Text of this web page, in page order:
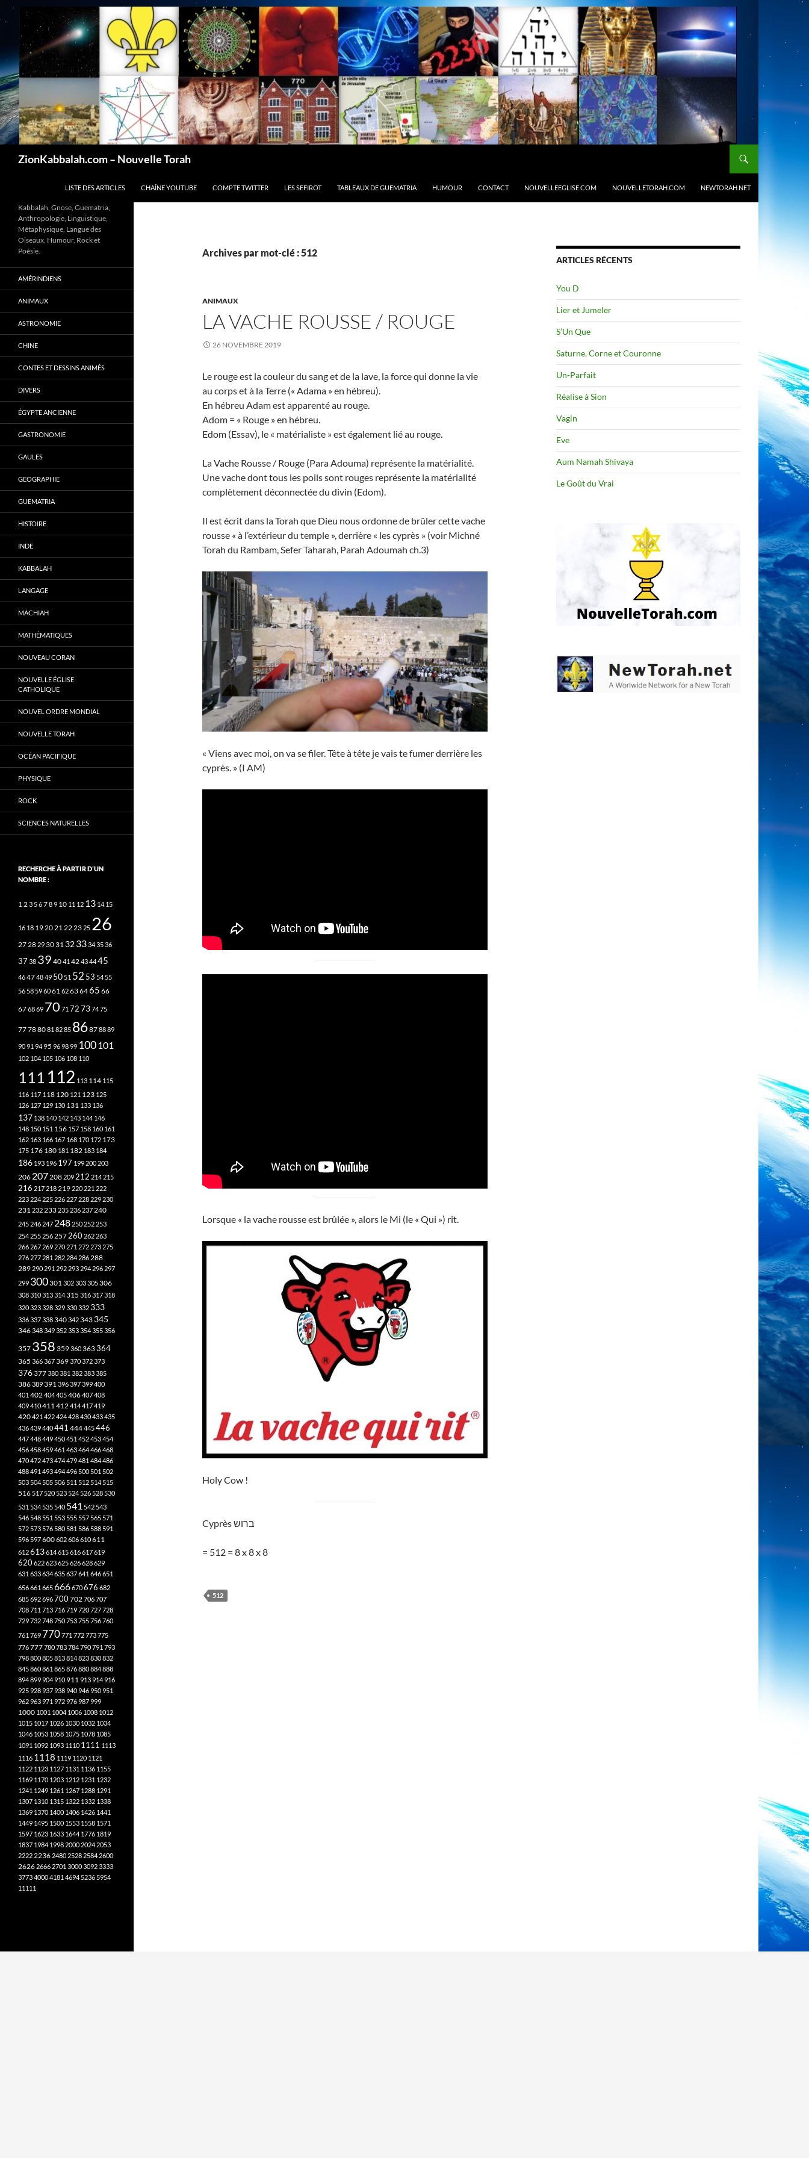
ZionKabbalah.com – Nouvelle Torah
LISTE DES ARTICLES
CHAÎNE YOUTUBE COMPTE TWITTER LES SEFIROT TABLEAUX DE GUEMATRIA HUMOUR CONTACT NOUVELLEEGLISE.COM NOUVELLETORAH.COM NEWTORAH.NET
Archives par mot-clé : 512
ANIMAUX
LA VACHE ROUSSE / ROUGE
26 NOVEMBRE 2019
Le rouge est la couleur du sang et de la lave, la force qui donne la vie
au corps et à la Terre (« Adama » en hébreu).
En hébreu Adam est apparenté au rouge.
Adom = « Rouge » en hébreu.
Edom (Essav), le « matérialiste » est également lié au rouge.
La Vache Rousse / Rouge (Para Adouma) représente la matérialité.
Une vache dont tous les poils sont rouges représente la matérialité
complètement déconnectée du divin (Edom).
Il est écrit dans la Torah que Dieu nous ordonne de brûler cette vache
rousse « à l’extérieur du temple », derrière « les cyprès » (voir Michné
Torah du Rambam, Sefer Taharah, Parah Adoumah ch.3)
« Viens avec moi, on va se filer. Tête à tête je vais te fumer derrière les
cyprès. » (I AM)
Lorsque « la vache rousse est brûlée », alors le Mi (le « Qui ») rit.
Holy Cow !
Cyprès ברוש
= 512 = 8 x 8 x 8
512
ARTICLES RÉCENTS
You D
Lier et Jumeler
S’Un Que
Saturne, Corne et Couronne
Un-Parfait
Réalise à Sion
Vagin
Eve
Aum Namah Shivaya
Le Goût du Vrai
Kabbalah, Gnose, Guematria,
Anthropologie, Linguistique,
Métaphysique, Langue des
Oiseaux, Humour, Rock et
Poésie.
AMÉRINDIENS
ANIMAUX
ASTRONOMIE
CHINE
CONTES ET DESSINS ANIMÉS
DIVERS
ÉGYPTE ANCIENNE
GASTRONOMIE
GAULES
GEOGRAPHIE
GUEMATRIA
HISTOIRE
INDE
KABBALAH
LANGAGE
MACHIAH
MATHÉMATIQUES
NOUVEAU CORAN
NOUVELLE ÉGLISE
CATHOLIQUE
NOUVEL ORDRE MONDIAL
NOUVELLE TORAH
OCÉAN PACIFIQUE
PHYSIQUE
ROCK
SCIENCES NATURELLES
RECHERCHE À PARTIR D’UN
NOMBRE :
1 23 56789 10 11 12 13 14 15
16 18 1920212223 25 26
27 28 293031 3233343536
37 38 39 4041 42434445
46474849 50 51 52 53 54 55
56 58 596061 62636465 66
676869 70 71 72737475
77788081 8285 86878889
9091 94 95 969899 100101
102 104 105 106 108 110
111 112 113 114 115
116 117 118 120 121 123 125
126 127 129 130 131 133 136
137 138 140 142 143 144 146
148 150 151 156 157 158 160 161
162 163 166 167 168 170 172 173
175 176 180 181 182 183 184
186 193 196 197 199 200 203
206 207 208 209 212 214 215
216 217 218219 220 221 222
223 224 225 226 227 228 229 230
231 232 233 235 236 237240
245 246 247248 250 252 253
254 255 256257 260 262 263
266 267 269 270 271 272 273 275
276 277 281 282 284 286 288
289 290 291 292 293 294 296 297
299 300301302303305306
308310313314315 316317318
320323328329330332 333
336337338340342343 345
346348349352353354355356
357 358 359360363364
365 366367369370372373
376377380381 382383385
386389391396397399400
401 402404405406407408
409410411 412414417419
420421 422424428430433435
436439440441 444445446
447448449450451 452453454
456458459461 463464466468
470472473474479481 484486
488491 493494496 500 501 502
503 504 505 506 511 512 514 515
516 517 520 523 524 526 528 530
531 534 535 540 541 542 543
546 548 551 553 555 557 565 571
572 573 576 580 581 586 588 591
596 597600602606610611
612613614615616617619
620622623625626628629
631 633634635637641 646651
656661 665666670676 682
685692696700702706707
708711 713716719720727728
729732748750753755756760
761 769 770771 772773775
776777780783784790791 793
798800805813814823830832
845860861 865876880884888
894899904910 911 913914916
925928937938940946950951
962963971 972976987999
1000 1001 1004 1006 1008 1012
1015 1017 1026 1030 1032 1034
1046 1053 1058 1075 1078 1085
1091 1092 1093 1110 1111 1113
1116 1118 1119 1120 1121
1122 1123 1127 1131 1136 1155
1169 1170 1203 1212 1231 1232
1241 1249 1261 1267 1288 1291
1307 1310 1315 1322 1332 1338
1369 1370 1400 1406 1426 1441
1449 1495 1500 1553 1558 1571
1597 1623 1633 1644 1776 1819
1837 1984 1998 2000 2024 2053
2222 2236 2480 2528 2584 2600
2626 2666 2701 300030923333
377340004181 4694 5236 5954
11111